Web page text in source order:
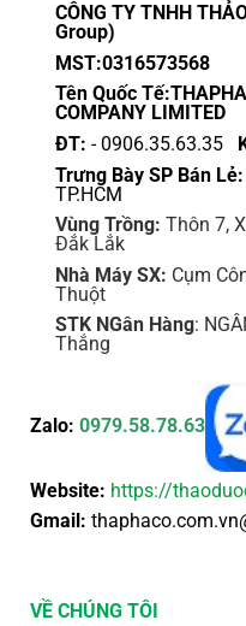
CÔNG TY TNHH
Group)
MST:0316573568
Tên Quốc
COMPANY LIMITED
ĐT: - 0906.35.63.35
Trưng Bày SP Bán Lẻ:
TP.HCM
Vùng Trồng: Thôn 7,
Đắk Lắk
Nhà Máy SX: Cụm
Thuột
STK NGân Hàng:
Thắng
Zalo: 0979.58.78.63
Website: https://
Gmail:
VỀ CHÚNG TÔI